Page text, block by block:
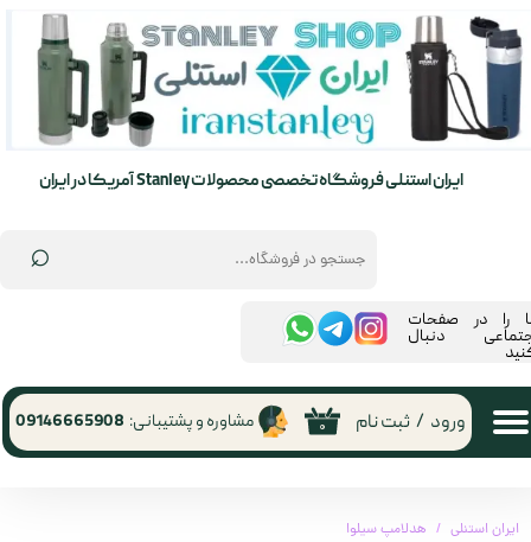
⌕
ایران استنلی فروشگاه تخصصی محصولات Stanley آمریکا در ایران
۰ ورود / ثبت نام
حساب کاربری من
تغییر گذر واژه
مشاوره و پشتیبانی: 09146665908
را در صفحات
دنبال
ایران استنلی هدلامپ سیلوا